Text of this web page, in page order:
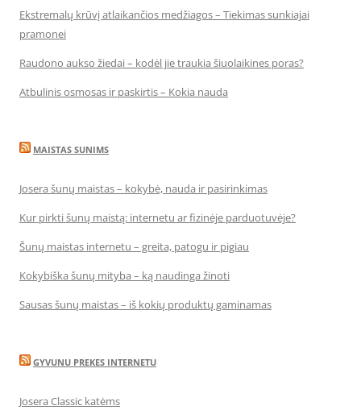
Ekstremalų krūvį atlaikančios medžiagos – Tiekimas sunkiajai
pramonei
Raudono aukso žiedai – kodėl jie traukia šiuolaikines poras?
Atbulinis osmosas ir paskirtis – Kokia nauda
MAISTAS SUNIMS
Josera šunų maistas – kokybė, nauda ir pasirinkimas
Kur pirkti šunų maistą: internetu ar fizinėje parduotuvėje?
Šunų maistas internetu – greita, patogu ir pigiau
Kokybiška šunų mityba – ką naudinga žinoti
Sausas šunų maistas – iš kokių produktų gaminamas
GYVUNU PREKES INTERNETU
Josera Classic katėms